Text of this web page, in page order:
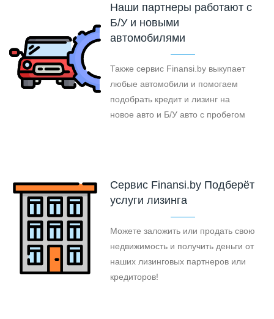
Наши партнеры работают с
Б/У и новыми
автомобилями
Также сервис Finansi.by выкупает
любые автомобили и помогаем
подобрать кредит и лизинг на
новое авто и Б/У авто с пробегом
Cервис Finansi.by Подберёт
услуги лизинга
Можете заложить или продать свою
недвижимость и получить деньги от
наших лизинговых партнеров или
кредиторов!